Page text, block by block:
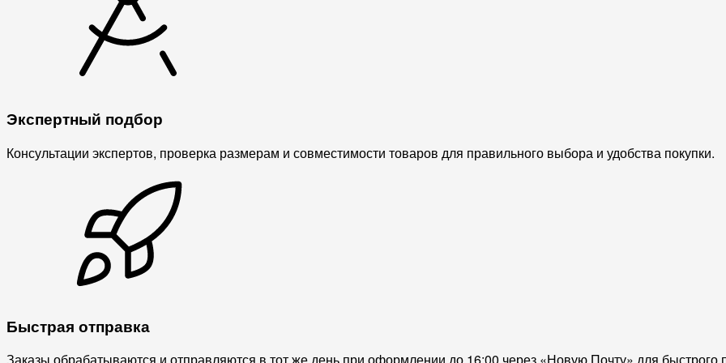
Экспертный подбор
Консультации экспертов, проверка размерам и совместимости товаров для правильного выбора и удобства покупки.
Быстрая отправка